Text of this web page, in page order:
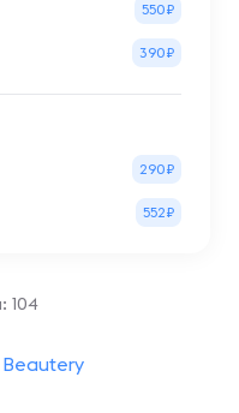
550₽
390₽
290₽
552₽
104